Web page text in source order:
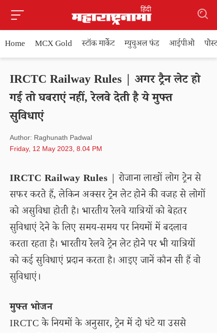
Home MCX Gold स्टॉक मार्केट म्युचुअल फंड आईपीओ
IRCTC Railway Rules | अगर ट्रैन लेट हो
गई तो घबराएं नहीं, रेलवे देती है ये मुफ्त
सुविधाएं
Author: Raghunath Padwal
Friday, 12 May 2023, 8.04 PM
IRCTC Railway Rules | रोजाना लाखों लोग ट्रेन से
सफर करते हैं, लेकिन अक्सर ट्रेन लेट होने की वजह से लोगों
को असुविधा होती है। भारतीय रेलवे यात्रियों को बेहतर
सुविधाएं देने के लिए समय-समय पर नियमों में बदलाव
करता रहता है। भारतीय रेलवे ट्रेन लेट होने पर भी यात्रियों
को कई सुविधाएं प्रदान करता है। आइए जानें कौन सी हैं वो
सुविधाएं।
मुफ्त भोजन
IRCTC के नियमों के अनुसार, ट्रेन में दो घंटे या उससे